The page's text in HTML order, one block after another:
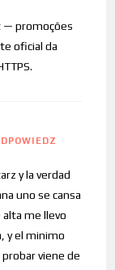
— promoções
oficial da
y la verdad
uno se cansa
me llevo
y el minimo
viene de